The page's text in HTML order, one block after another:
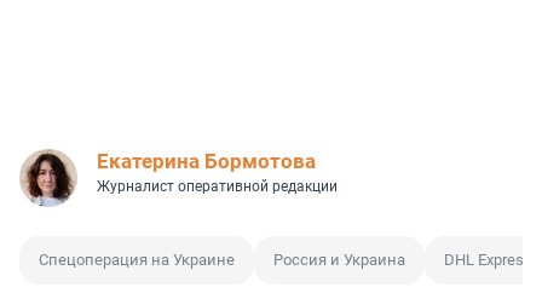
Екатерина Бормотова
Журналист оперативной редакции
Спецоперация на Украине Россия и Украина DHL Express